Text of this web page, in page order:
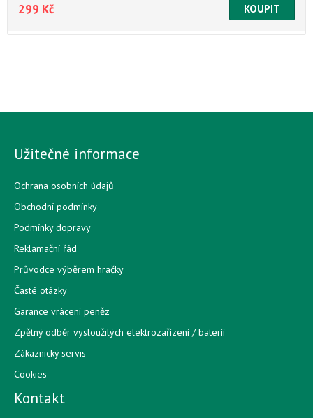
299 Kč
Užitečné informace
Ochrana osobních údajů
Obchodní podmínky
Podmínky dopravy
Reklamační řád
Průvodce výběrem hračky
Časté otázky
Garance vrácení peněz
Zpětný odběr vysloužilých elektrozařízení / bateríí
Zákaznický servis
Cookies
Kontakt